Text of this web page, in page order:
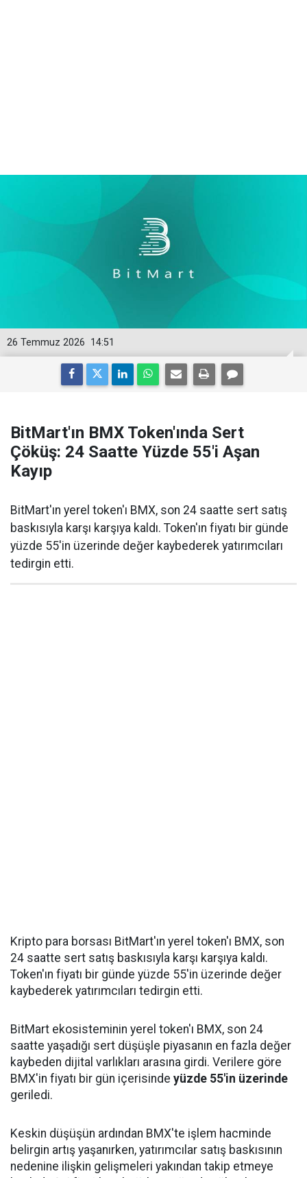
14:51
26 Temmuz 2026
BitMart'ın BMX Token'ında Sert
Çöküş: 24 Saatte Yüzde 55'i Aşan
Kayıp
BitMart'ın yerel token'ı BMX, son 24 saatte sert satış
baskısıyla karşı karşıya kaldı. Token'ın fiyatı bir günde
yüzde 55'in üzerinde değer kaybederek yatırımcıları
tedirgin etti.
Kripto para borsası BitMart'ın yerel token'ı BMX, son
24 saatte sert satış baskısıyla karşı karşıya kaldı.
Token'ın fiyatı bir günde yüzde 55'in üzerinde değer
kaybederek yatırımcıları tedirgin etti.
BitMart ekosisteminin yerel token'ı BMX, son 24
saatte yaşadığı sert düşüşle piyasanın en fazla değer
kaybeden dijital varlıkları arasına girdi. Verilere göre
BMX'in fiyatı bir gün içerisinde yüzde 55'in üzerinde
geriledi.
Keskin düşüşün ardından BMX'te işlem hacminde
belirgin artış yaşanırken, yatırımcılar satış baskısının
nedenine ilişkin gelişmeleri yakından takip etmeye